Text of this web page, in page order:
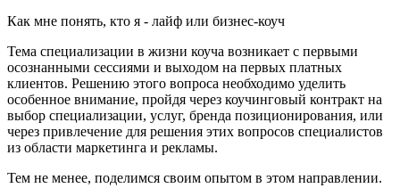
Как мне понять, кто я - лайф или бизнес-коуч
Тема специализации в жизни коуча возникает с первыми
осознанными сессиями и выходом на первых платных
клиентов. Решению этого вопроса необходимо уделить
особенное внимание, пройдя через коучинговый контракт на
выбор специализации, услуг, бренда позиционирования, или
через привлечение для решения этих вопросов специалистов
из области маркетинга и рекламы.
Тем не менее, поделимся своим опытом в этом направлении.